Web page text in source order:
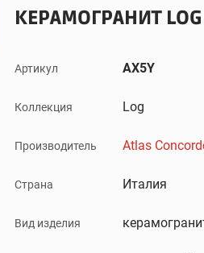
КЕРАМОГРАНИТ LOG
Артикул AX5Y
Коллекция Log
Производитель Atlas
Страна Италия
Вид изделия